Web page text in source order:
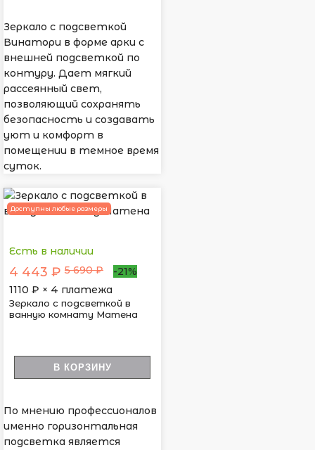
Зеркало с подсветкой
Винатори в форме арки с
внешней подсветкой по
контуру. Дает мягкий
рассеянный свет,
позволяющий сохранять
безопасность и создавать
уют и комфорт в
помещении в темное время
суток.
Доступны любые размеры
Есть в наличии
4 443 ₽ 5 690 ₽
-21%
1110 ₽ × 4 платежа
Зеркало с подсветкой в
ванную комнату Матена
В КОРЗИНУ
По мнению профессионалов
именно горизонтальная
подсветка является